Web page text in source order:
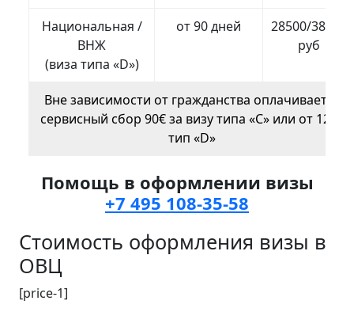
Национальная /
ВНЖ
(виза типа «D»)
от 90 дней
28500/38500
руб
Вне зависимости от гражданства оплачивается
сервисный сбор 90€ за визу типа «C» или от 120€
тип «D»
Помощь в оформлении визы
+7 495 108-35-58
Стоимость оформления визы в
ОВЦ
[price-1]